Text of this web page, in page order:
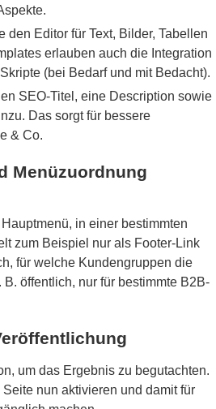
den Editor für Text, Bilder, Tabellen
erlauben auch die Integration
(bei Bedarf und mit Bedacht).
SEO-Titel, eine Description sowie
Das sorgt für bessere
& Co.
Menüzuordnung
in einer bestimmten
zum Beispiel nur als Footer-Link
für welche Kundengruppen die
öffentlich, nur für bestimmte B2B-
um das Ergebnis zu begutachten.
nun aktivieren und damit für